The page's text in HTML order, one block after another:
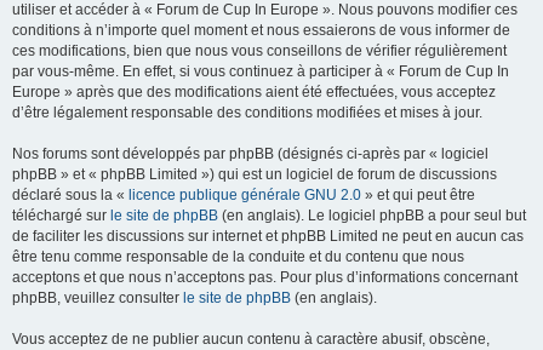
utiliser et accéder à « Forum de Cup In Europe ». Nous pouvons modifier ces
conditions à n’importe quel moment et nous essaierons de vous informer de
ces modifications, bien que nous vous conseillons de vérifier régulièrement
par vous-même. En effet, si vous continuez à participer à « Forum de Cup In
Europe » après que des modifications aient été effectuées, vous acceptez
d’être légalement responsable des conditions modifiées et mises à jour.
Nos forums sont développés par phpBB (désignés ci-après par « logiciel
phpBB » et « phpBB Limited ») qui est un logiciel de forum de discussions
déclaré sous la « licence publique générale GNU 2.0 » et qui peut être
téléchargé sur le site de phpBB (en anglais). Le logiciel phpBB a pour seul but
de faciliter les discussions sur internet et phpBB Limited ne peut en aucun cas
être tenu comme responsable de la conduite et du contenu que nous
acceptons et que nous n’acceptons pas. Pour plus d’informations concernant
phpBB, veuillez consulter le site de phpBB (en anglais).
Vous acceptez de ne publier aucun contenu à caractère abusif, obscène,